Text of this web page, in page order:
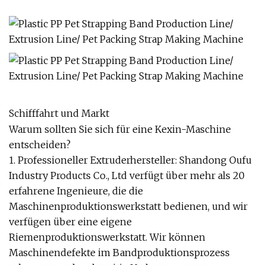
Schifffahrt und Markt
Warum sollten Sie sich für eine Kexin-Maschine
entscheiden?
1. Professioneller Extruderhersteller: Shandong Oufu
Industry Products Co., Ltd verfügt über mehr als 20
erfahrene Ingenieure, die die
Maschinenproduktionswerkstatt bedienen, und wir
verfügen über eine eigene
Riemenproduktionswerkstatt. Wir können
Maschinendefekte im Bandproduktionsprozess